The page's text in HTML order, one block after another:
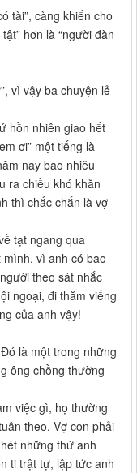
tài”, càng khiến cho
hơn là “người đàn
vì vậy ba chuyện lẻ
hồn nhiên giao hết
ơi” một tiếng là
nay bao nhiêu
ra chiều khó khăn
thì chắc chắn là vợ
tạt ngang qua
vì anh có bao
theo sát nhắc
ngoại, đi thăm viếng
của anh vậy!
là một trong những
ông chồng thường
việc gì, họ thường
theo. Vợ con phải
những thứ anh
ti trật tự, lập tức anh